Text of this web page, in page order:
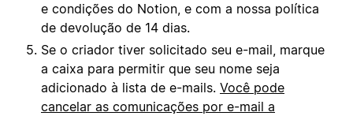
e condições do Notion, e com a nossa política
de devolução de 14 dias.
Se o criador tiver solicitado seu e-mail, marque
a caixa para permitir que seu nome seja
adicionado à lista de e-mails. Você pode
cancelar as comunicações por e-mail a